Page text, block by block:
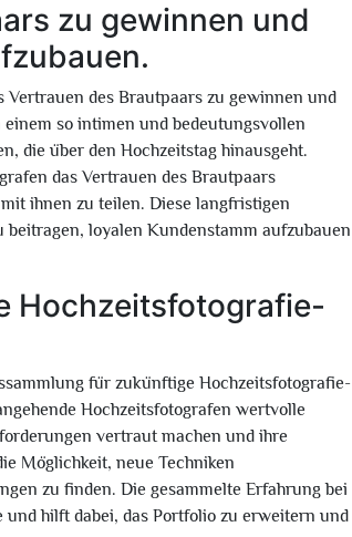
zu gewinnen und
Vertrauen des Brautpaars zu gewinnen und
so intimen und bedeutungsvollen
die über den Hochzeitstag hinausgeht.
das Vertrauen des Brautpaars
ihnen zu teilen. Diese langfristigen
beitragen, loyalen Kundenstamm aufzubauen
Hochzeitsfotografie-
für zukünftige Hochzeitsfotografie-
Hochzeitsfotografen wertvolle
vertraut machen und ihre
Möglichkeit, neue Techniken
zu finden. Die gesammelte Erfahrung bei
hilft dabei, das Portfolio zu erweitern und